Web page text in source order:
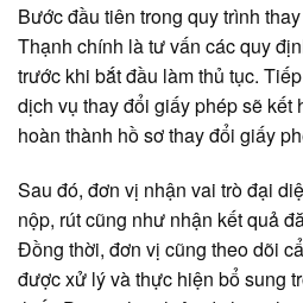
Bước đầu tiên trong quy trình
Thạnh chính là tư vấn các quy
trước khi bắt đầu làm thủ tục.
dịch vụ thay đổi giấy phép sẽ kết
hoàn thành hồ sơ thay đổi giấy
Sau đó, đơn vị nhận vai trò đại
nộp, rút cũng như nhận kết quả
Đồng thời, đơn vị cũng theo dõi
được xử lý và thực hiện bổ sung